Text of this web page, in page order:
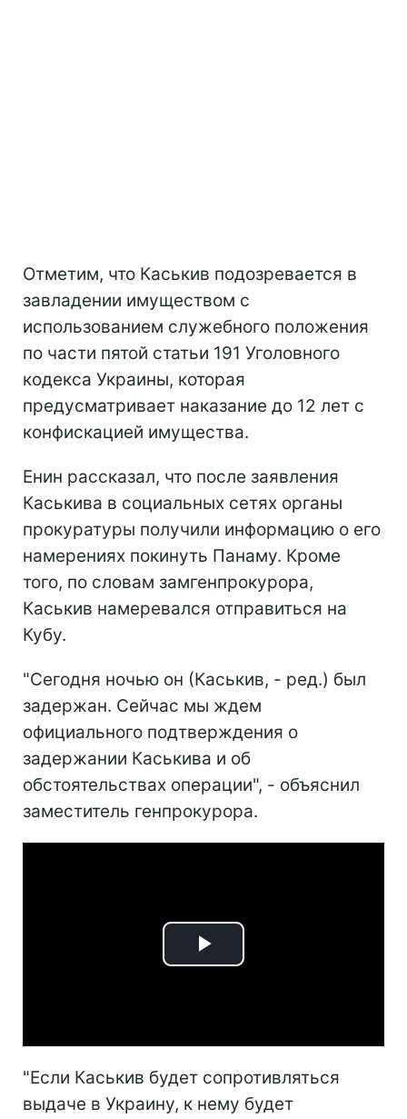
Отметим, что Каськив подозревается в
завладении имуществом с
использованием служебного положения
по части пятой статьи 191 Уголовного
кодекса Украины, которая
предусматривает наказание до 12 лет с
конфискацией имущества.
Енин рассказал, что после заявления
Каськива в социальных сетях органы
прокуратуры получили информацию о его
намерениях покинуть Панаму. Кроме
того, по словам замгенпрокурора,
Каськив намеревался отправиться на
Кубу.
"Сегодня ночью он (Каськив, - ред.) был
задержан. Сейчас мы ждем
официального подтверждения о
задержании Каськива и об
обстоятельствах операции", - объяснил
заместитель генпрокурора.
Play
"Если Каськив будет сопротивляться
выдаче в Украину, к нему будет